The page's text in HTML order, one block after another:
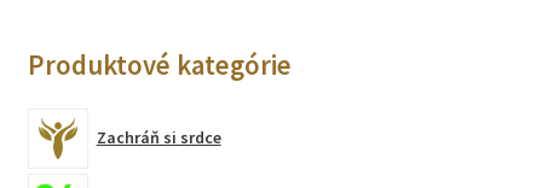
Produktové kategórie
Zachráň si srdce